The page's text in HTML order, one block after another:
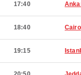
17:40
18:40 Cairo
19:15